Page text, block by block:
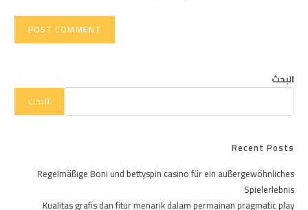
البحث
البحث
Recent Posts
Regelmäßige Boni und bettyspin casino für ein außergewöhnliches
Spielerlebnis
Kualitas grafis dan fitur menarik dalam permainan pragmatic play